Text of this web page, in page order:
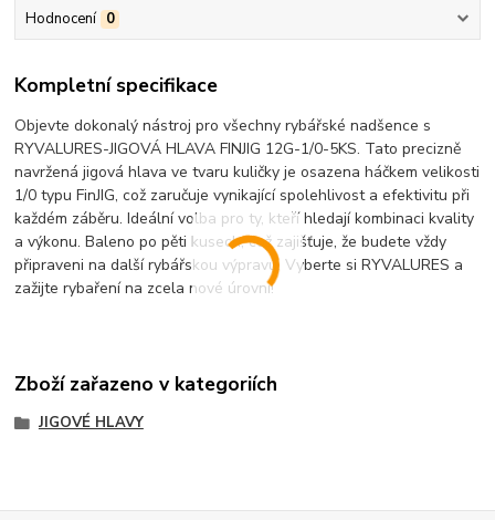
Hodnocení 0
Kompletní specifikace
Objevte dokonalý nástroj pro všechny rybářské nadšence s
RYVALURES-JIGOVÁ HLAVA FINJIG 12G-1/0-5KS. Tato precizně
navržená jigová hlava ve tvaru kuličky je osazena háčkem velikosti
1/0 typu FinJIG, což zaručuje vynikající spolehlivost a efektivitu při
každém záběru. Ideální volba pro ty, kteří hledají kombinaci kvality
a výkonu. Baleno po pěti kusech, což zajišťuje, že budete vždy
připraveni na další rybářskou výpravu. Vyberte si RYVALURES a
zažijte rybaření na zcela nové úrovni!
Zboží zařazeno v kategoriích
JIGOVÉ HLAVY